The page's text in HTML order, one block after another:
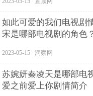
如此可爱的我们电视剧
宋是哪部电视剧的角色
2023-05-15 洞察网
苏婉妍秦凌天是哪部电
爱之前爱上你剧情简介